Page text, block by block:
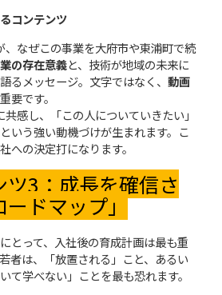
コンテンツ
、なぜこの事業を大府市や東浦町で続
の存在意義と、技術が地域の未来に
るメッセージ。文字ではなく、 動画
要です。
感し、「この人についていきたい」
いう強い動機づけが生まれます。こ
への決定打になります。
ツ3：成長を確信さ
ドマップ」
とって、入社後の育成計画は最も重
者は、「放置される」こと、あるい
て学べない」ことを最も恐れます。